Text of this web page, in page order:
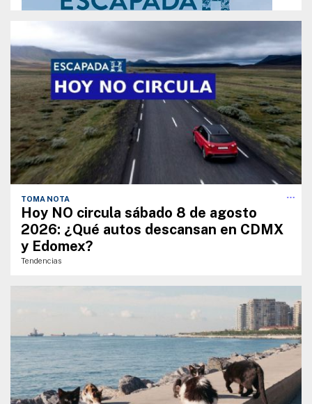
TOMA NOTA
Hoy NO circula sábado 8 de agosto
2026: ¿Qué autos descansan en CDMX
y Edomex?
Tendencias